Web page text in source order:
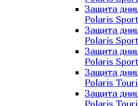
Защита
Polaris
Защита
Polaris
Защита
Polaris
Защита
Polaris
Защита
Polaris